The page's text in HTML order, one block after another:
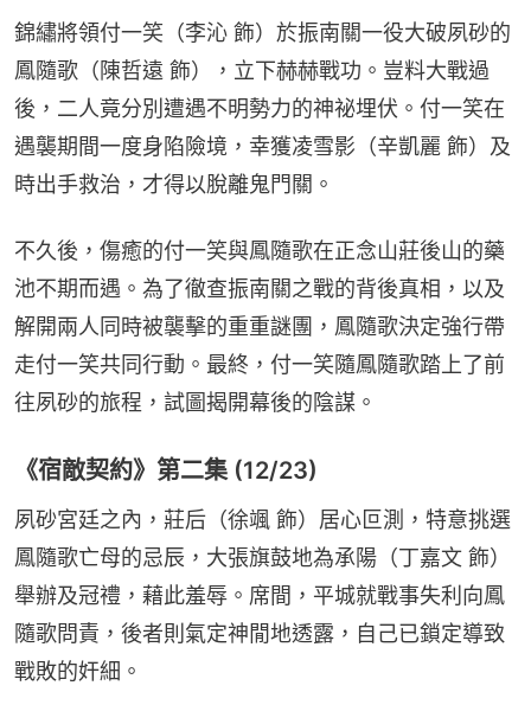
錦繡將領付一笑（李沁 飾）於振南關一役大破夙砂的
鳳隨歌（陳哲遠 飾），立下赫赫戰功。豈料大戰過
後，二人竟分別遭遇不明勢力的神祕埋伏。付一笑在
遇襲期間一度身陷險境，幸獲凌雪影（辛凱麗 飾）及
時出手救治，才得以脫離鬼門關。
不久後，傷癒的付一笑與鳳隨歌在正念山莊後山的藥
池不期而遇。為了徹查振南關之戰的背後真相，以及
解開兩人同時被襲擊的重重謎團，鳳隨歌決定強行帶
走付一笑共同行動。最終，付一笑隨鳳隨歌踏上了前
往夙砂的旅程，試圖揭開幕後的陰謀。
《宿敵契約》第二集 (12/23)
夙砂宮廷之內，莊后（徐颯 飾）居心叵測，特意挑選
鳳隨歌亡母的忌辰，大張旗鼓地為承陽（丁嘉文 飾）
舉辦及冠禮，藉此羞辱。席間，平城就戰事失利向鳳
隨歌問責，後者則氣定神閒地透露，自己已鎖定導致
戰敗的奸細。